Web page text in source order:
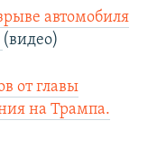
автомобиля
(видео)
от главы
на Трампа.